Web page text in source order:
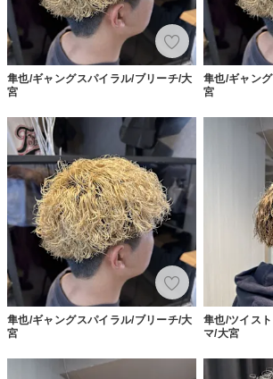
隼也/ギャングスパイラル/ブリーチ/大
宮
隼也/ギャン
宮
隼也/ギャングスパイラル/ブリーチ/大
宮
隼也/ツイス
マ/大宮